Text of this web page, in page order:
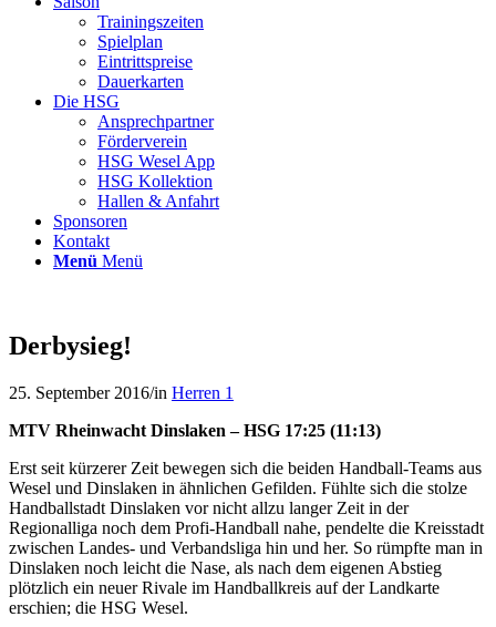
Trainingszeiten
Spielplan
Eintrittspreise
Dauerkarten
Die HSG
Ansprechpartner
Förderverein
HSG Wesel App
HSG Kollektion
Hallen & Anfahrt
Sponsoren
Kontakt
Menü Menü
Derbysieg!
25. September 2016/in Herren 1
MTV Rheinwacht Dinslaken – HSG 17:25 (11:13)
Erst seit kürzerer Zeit bewegen sich die beiden Handball-Teams aus
Wesel und Dinslaken in ähnlichen Gefilden. Fühlte sich die stolze
Handballstadt Dinslaken vor nicht allzu langer Zeit in der
Regionalliga noch dem Profi-Handball nahe, pendelte die Kreisstadt
zwischen Landes- und Verbandsliga hin und her. So rümpfte man in
Dinslaken noch leicht die Nase, als nach dem eigenen Abstieg
plötzlich ein neuer Rivale im Handballkreis auf der Landkarte
erschien; die HSG Wesel.